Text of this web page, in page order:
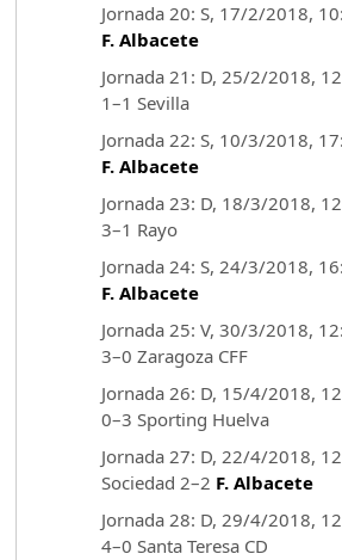
Jornada 20: S, 17/2/2018,
F. Albacete
Jornada 21: D, 25/2/2018,
1–1 Sevilla
Jornada 22: S, 10/3/2018,
F. Albacete
Jornada 23: D, 18/3/2018,
3–1 Rayo
Jornada 24: S, 24/3/2018,
F. Albacete
Jornada 25: V, 30/3/2018,
3–0 Zaragoza CFF
Jornada 26: D, 15/4/2018,
0–3 Sporting Huelva
Jornada 27: D, 22/4/2018,
Sociedad 2–2 F. Albacete
Jornada 28: D, 29/4/2018,
4–0 Santa Teresa CD